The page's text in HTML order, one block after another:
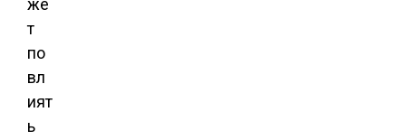
же
т
по
вл
ият
ь